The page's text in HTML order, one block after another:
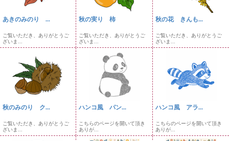
あきのみのり ...
ご覧いただき、ありがとうご
ざいま...
秋の実り 柿
ご覧いただき、ありがとうご
ざいま...
秋の花 きんも...
ご覧いただき、ありがとうご
ざいま...
秋のみのり ク...
ご覧いただき、ありがとうご
ざいま...
ハンコ風 パン...
こちらのページを開いて頂き
ありが...
ハンコ風 アラ...
こちらのページを開いて頂き
ありが...